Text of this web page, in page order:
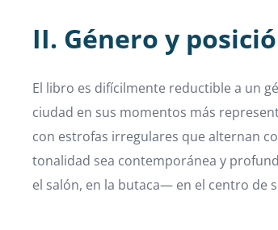
II. Género y
El libro es difícilmente reductible a un
ciudad en sus momentos más
con estrofas irregulares que alternan
tonalidad sea contemporánea y
el salón, en la butaca— en el centro de